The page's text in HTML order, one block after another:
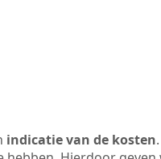
indicatie van de kosten